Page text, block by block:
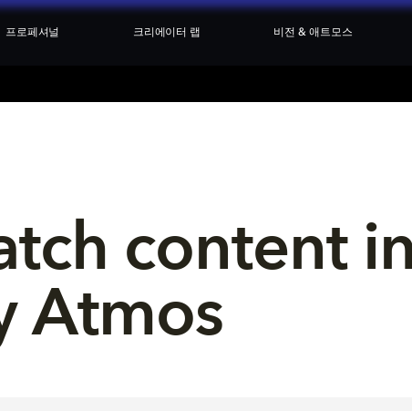
프로페셔널 크리에이터 랩 비전 & 애트모스
content
Atmos